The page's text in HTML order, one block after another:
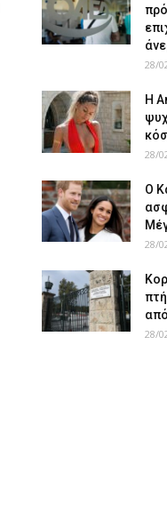
28/
Η
28/
Ο
28/
28/